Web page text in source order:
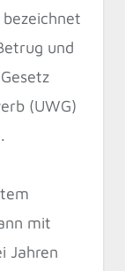
und
(UWG)
mit
Jahren